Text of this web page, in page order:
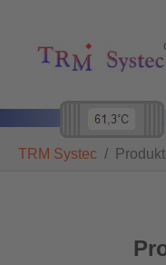
Sie sind hier:
TRM Systec